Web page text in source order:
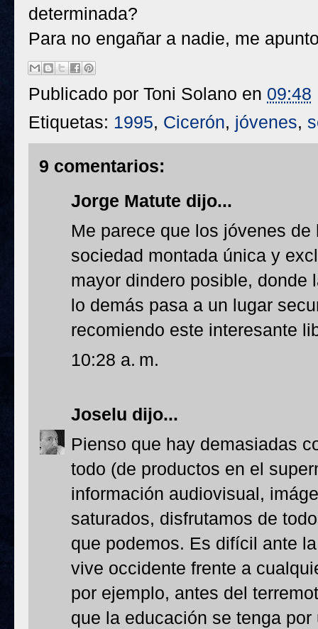
determinada?
Para no engañar a nadie, me
Publicado por Toni Solano en 09:48
Etiquetas: 1995, Cicerón, jóvenes,
9 comentarios:
Jorge Matute dijo...
Me parece que los jóvenes
sociedad montada única y
mayor dindero posible, donde
lo demás pasa a un lugar
recomiendo este interesante
10:28 a. m.
Joselu dijo...
Pienso que hay demasiadas
todo (de productos en el
información audiovisual,
saturados, disfrutamos de
que podemos. Es difícil ante
vive occidente frente a
por ejemplo, antes del
que la educación se tenga